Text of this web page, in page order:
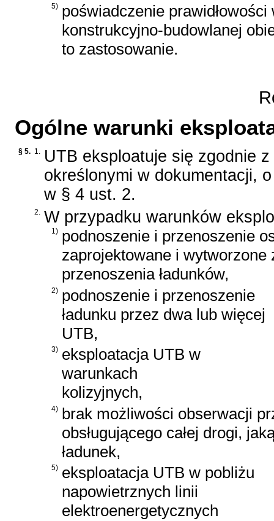
5) poświadczenie
konstrukcyjno-budowlanej
to zastosowanie.
Ogólne warunki
§ 5. 1. UTB eksploatuje się zgodnie
określonymi w dokumentacji,
w § 4 ust. 2.
2. W przypadku warunków
1) podnoszenie i przenoszenie
zaprojektowane i
przenoszenia ładunków,
2) podnoszenie i przenoszenie
ładunku przez dwa lub więcej
UTB,
3) eksploatacja UTB w
warunkach
kolizyjnych,
4) brak możliwości obserwacji
obsługującego całej drogi,
ładunek,
5) eksploatacja UTB w pobliżu
napowietrznych linii
elektroenergetycznych